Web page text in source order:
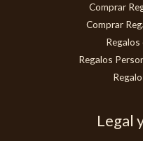
Comprar
Comprar
Regalos
Regalos
Legal